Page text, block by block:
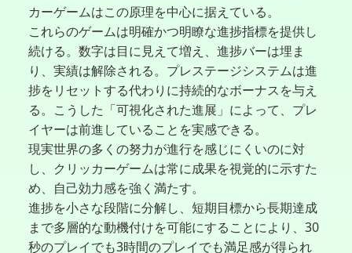
カーゲームはこの原理を中心に据えている。
これらのゲームは明確かつ明瞭な進捗指標を提供し
続ける。数字は目に見えて増え、進捗バーは埋ま
り、実績は解除される。プレステージシステムは進
捗をリセットする代わりに持続的なボーナスを与え
る。こうした「可視化された進展」によって、プレ
イヤーは前進していることを実感できる。
現実世界の多くの努力が進行を感じにくいのに対
し、クリッカーゲームは常に成果を視覚的に示すた
め、自己効力感を強く満たす。
進捗を小さな段階に分解し、短期目標から長期達成
まで多層的な動機付けを可能にすることにより、30
秒のプレイでも3時間のプレイでも満足感が得られ